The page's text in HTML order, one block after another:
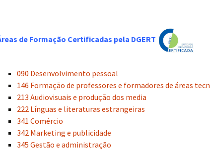
de Formação Certificadas pela DGERT
090 Desenvolvimento pessoal
146 Formação de professores e formadores de áreas
213 Audiovisuais e produção dos media
222 Línguas e literaturas estrangeiras
341 Comércio
342 Marketing e publicidade
345 Gestão e administração